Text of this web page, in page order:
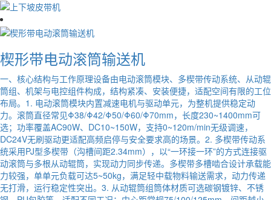
楔形带电动滚筒输送机
一、核心结构与工作原理设备由电动滚筒模块、多楔带传动系统、从动辊
筒组、机架与电控组件构成，结构紧凑、安装便捷，适配空间有限的工位
布局。1. 电动滚筒模块内置减速电机与驱动单元，为整机提供稳定动
力。滚筒直径常见Φ38/Φ42/Φ50/Φ60/Φ70mm，长度230~1400mm可
选；功率覆盖AC90W、DC10~150W，支持0~120m/min无级调速，
DC24V无刷驱动更适配高频启停与安全要求高的场景。2. 多楔带传动系
统采用PJ型多楔带（沟槽间距2.34mm），以“一环接一环”的方式连接驱
动滚筒与多根从动辊筒，实现动力同步传递。多楔带多槽啮合设计承载能
力较强，单单元负载可达5~50kg，满足轻中载物料输送需求，动力传递
无打滑，运行稳定性突出。3. 从动辊筒组筒体材质可选碳钢镀锌、不锈